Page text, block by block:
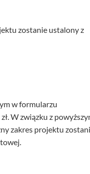
zostanie ustalony z
w formularzu
W związku z
zakres projektu